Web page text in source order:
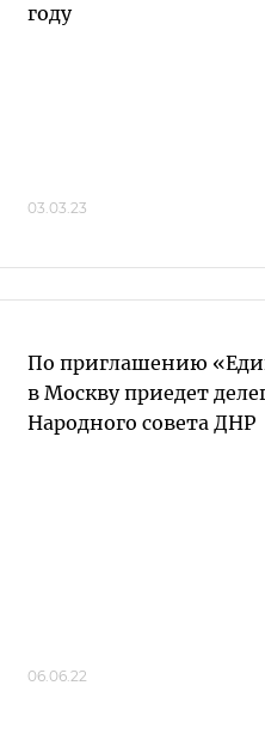
году
03.03.23
По приглашению
в Москву приедет
Народного совета ДНР
06.06.22